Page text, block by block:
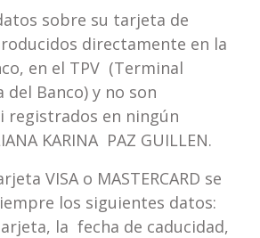
sobre su tarjeta de
directamente en la
en el TPV (Terminal
del Banco) y no son
registrados en ningún
KARINA PAZ GUILLEN.
VISA o MASTERCARD se
los siguientes datos:
la fecha de caducidad,